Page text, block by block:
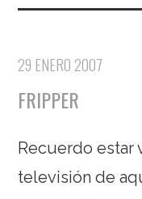
29 ENERO 2007
FRIPPER
Recuerdo estar
televisión de